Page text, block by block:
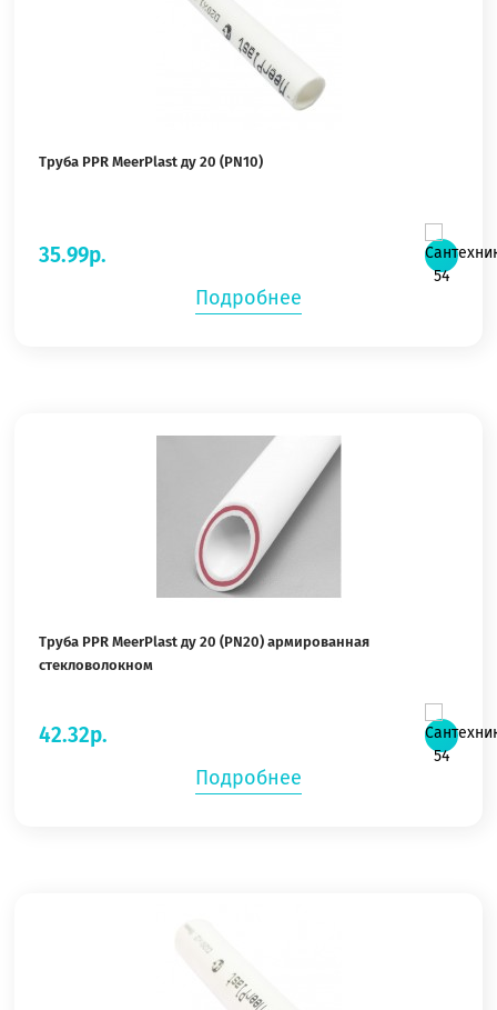
Труба PPR MeerPlast ду 20 (PN10)
35.99р.
Подробнее
Труба PPR MeerPlast ду 20 (PN20) армированная
стекловолокном
42.32р.
Подробнее